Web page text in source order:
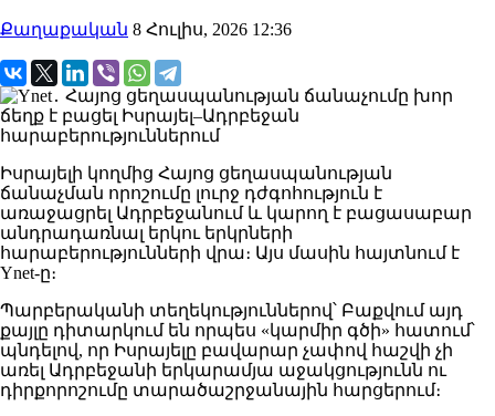
Քաղաքական 8 Հուլիս, 2026 12:36
Իսրայելի կողմից Հայոց ցեղասպանության
ճանաչման որոշումը լուրջ դժգոհություն է
առաջացրել Ադրբեջանում և կարող է բացասաբար
անդրադառնալ երկու երկրների
հարաբերությունների վրա։ Այս մասին հայտնում է
Ynet-ը։
Պարբերականի տեղեկություններով՝ Բաքվում այդ
քայլը դիտարկում են որպես «կարմիր գծի» հատում՝
պնդելով, որ Իսրայելը բավարար չափով հաշվի չի
առել Ադրբեջանի երկարամյա աջակցությունն ու
դիրքորոշումը տարածաշրջանային հարցերում։